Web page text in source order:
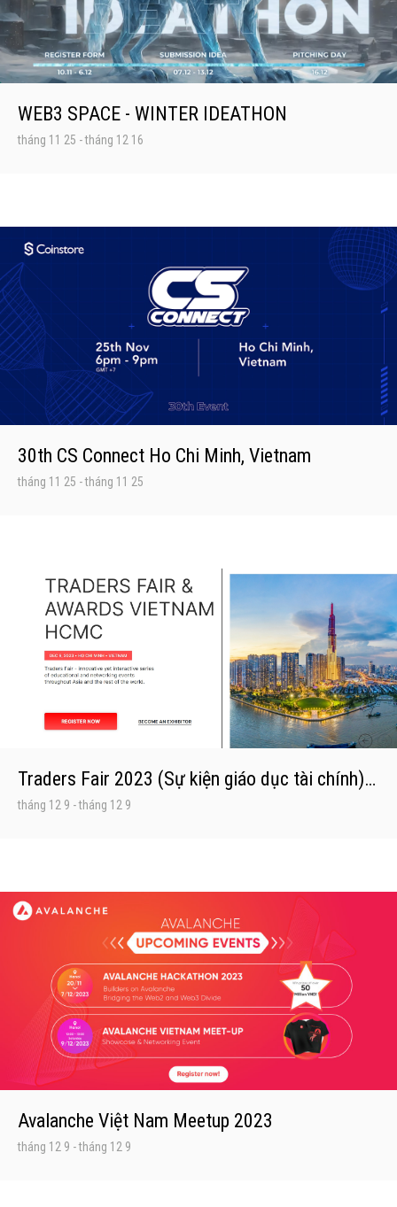
WEB3 SPACE - WINTER IDEATHON
tháng 11 25 -tháng 12 16
30th CS Connect Ho Chi Minh, Vietnam
tháng 11 25 -tháng 11 25
Traders Fair 2023 (Sự kiện giáo dục tài chính) - TP.HCM, ADORA Luxury, 9/12
tháng 12 9 -tháng 12 9
Avalanche Việt Nam Meetup 2023
tháng 12 9 -tháng 12 9